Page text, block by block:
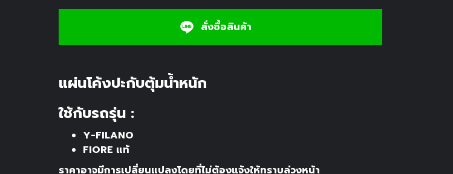
สั่งซื้อสินค้า
แผ่นโค้งปะกับตุ้มน้ำหนัก
ใช้กับรถรุ่น :
Y-FILANO
FIORE แท้
ราคาอาจมีการเปลี่ยนแปลงโดยที่ไม่ต้องแจ้งให้ทราบล่วงหน้า